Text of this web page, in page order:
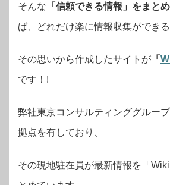
そんな 「信頼できる情報」をまと
ば、どれだけ楽に情報収集ができ
その思いから作成したサイトが 「
です！!
弊社東京コンサルティンググルー
拠点を有しており、
その現地駐在員が最新情報を「